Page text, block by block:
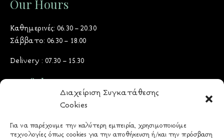
Διαχείριση Συγκατάθεσης
Cookies
Για να παρέχουμε την καλύτερη εμπειρία, χρησιμοποιούμε
τεχνολογίες όπως cookies για την αποθήκευση ή/και την πρόσβαση
Our Hours
Καθημερινές: 06.30 – 20.30
Σάββατο: 06.30 – 18.00
Delivery : 07.30 – 15.30
Useful Docs
Όροι & Προϋποθέσεις
Πολιτική Προστασίας Δεδομένων
Πολιτική Cookies